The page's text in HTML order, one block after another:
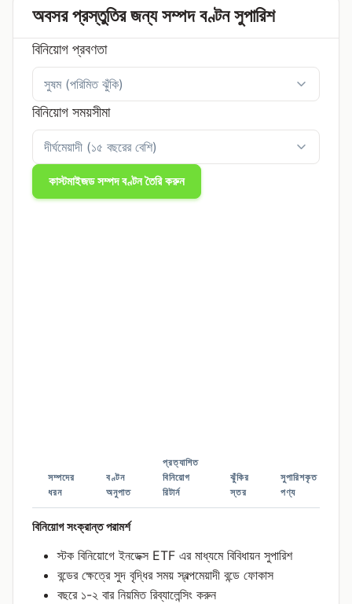
অবসর প্রস্তুতির জন্য সম্পদ বণ্টন সুপারিশ
বিনিয়োগ প্রবণতা
বিনিয়োগ সময়সীমা
কাস্টমাইজড সম্পদ বণ্টন তৈরি করুন
সম্পদের
ধরন
বণ্টন
অনুপাত
প্রত্যাশিত
বিনিয়োগ
রিটার্ন
ঝুঁকির
স্তর
সুপারিশকৃত
পণ্য
বিনিয়োগ সংক্রান্ত পরামর্শ
স্টক বিনিয়োগে ইনডেক্স ETF এর মাধ্যমে বিবিধায়ন সুপারিশ
বন্ডের ক্ষেত্রে সুদ বৃদ্ধির সময় স্বল্পমেয়াদী বন্ডে ফোকাস
বছরে ১-২ বার নিয়মিত রিব্যালেন্সিং করুন